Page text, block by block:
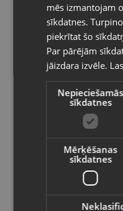
Stāvoklis Ilgstoši lietots
105.00€
/mēn.
Lenovo IdeaPad 3
Pasūtījumi
izvēlēto
Vietnes saturs
valodā
Valsts
Latviešu /
mēs izmantojam
sīkdatnes.
piekrītat šo
Par pārējām
jāizdara izvēle.
Nepieciešamās
sīkdatnes
Mērķēšanas
sīkdatnes